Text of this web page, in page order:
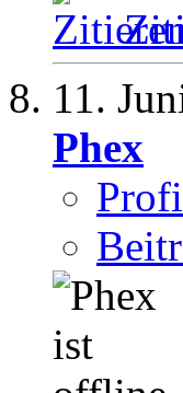
11.
Phex